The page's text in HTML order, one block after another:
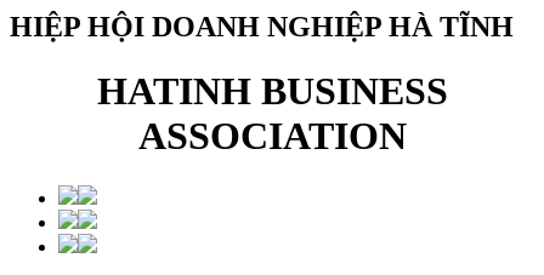
HIỆP HỘI DOANH NGHIỆP HÀ TĨNH
HATINH BUSINESS
ASSOCIATION